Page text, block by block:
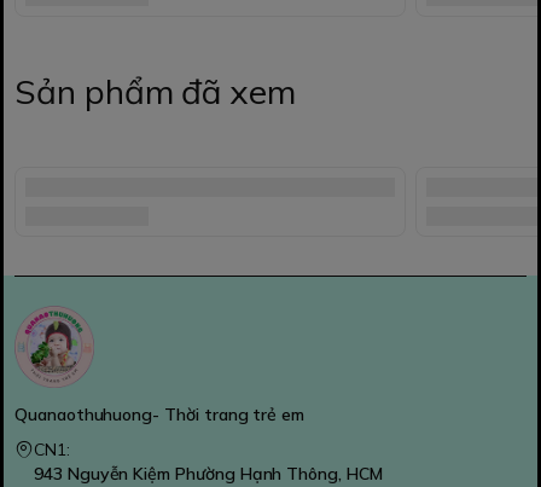
Sản phẩm đã xem
Quanaothuhuong- Thời trang trẻ em
CN1:
943 Nguyễn Kiệm Phường Hạnh Thông, HCM